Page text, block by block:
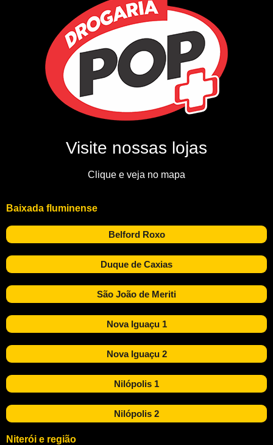
Visite nossas lojas
Clique e veja no mapa
Baixada fluminense
Belford Roxo
Duque de Caxias
São João de Meriti
Nova Iguaçu 1
Nova Iguaçu 2
Nilópolis 1
Nilópolis 2
Niterói e região